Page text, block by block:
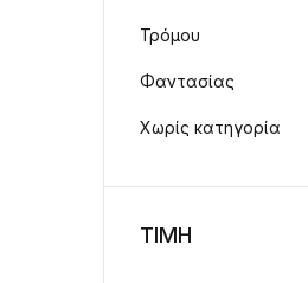
Τρόμου
Φαντασίας
Χωρίς κατηγορία
ΤΙΜΗ